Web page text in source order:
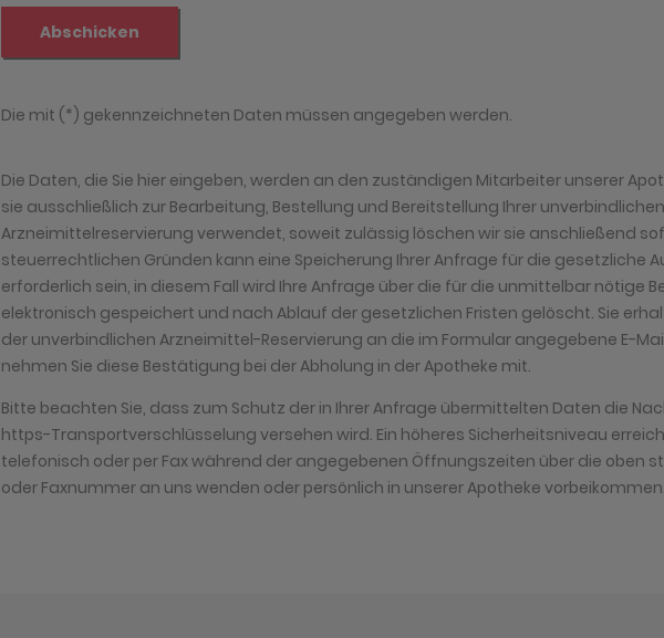
Die Daten, die Sie hier eingeben, werden an den zuständigen Mitarbeiter unserer
sie ausschließlich zur Bearbeitung, Bestellung und Bereitstellung Ihrer unverbindlichen
Arzneimittelreservierung verwendet, soweit zulässig löschen wir sie anschließend
steuerrechtlichen Gründen kann eine Speicherung Ihrer Anfrage für die gesetzliche
erforderlich sein, in diesem Fall wird Ihre Anfrage über die für die unmittelbar nötige
elektronisch gespeichert und nach Ablauf der gesetzlichen Fristen gelöscht. Sie
der unverbindlichen Arzneimittel-Reservierung an die im Formular angegebene E-
nehmen Sie diese Bestätigung bei der Abholung in der Apotheke mit.
Bitte beachten Sie, dass zum Schutz der in Ihrer Anfrage übermittelten Daten die
https-Transportverschlüsselung versehen wird. Ein höheres Sicherheitsniveau
telefonisch oder per Fax während der angegebenen Öffnungszeiten über die oben
oder Faxnummer an uns wenden oder persönlich in unserer Apotheke vorbeikommen.